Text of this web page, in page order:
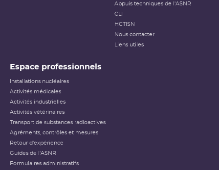
Appuis techniques de l'ASNR
CLI
HCTISN
Nous contacter
Liens utiles
Espace professionnels
Installations nucléaires
Activités médicales
Activités industrielles
Activités vétérinaires
Transport de substances radioactives
Agréments, contrôles et mesures
Retour d'expérience
Guides de l'ASNR
Formulaires administratifs